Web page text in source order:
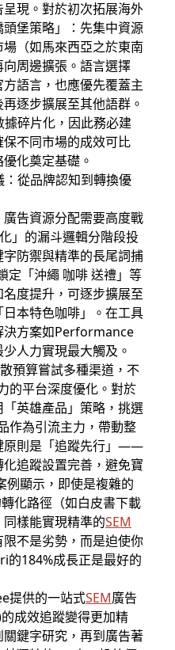
現。對於初次拓展海外
堡策略」：先集中資源
（如馬來西亞之於東南
周邊擴張。語言選擇
語言，也應優先覆蓋主
逐步擴展至其他語群。
碎片化，因此務必建
不同市場的成效可比
化奠定基礎。
從品牌認知到轉換優
告資源分配需要高度戰
」的漏斗邏輯分階段投
防禦與精準的長尾詞捕
定「沖繩 咖啡 送禮」等
度提升，可逐步擴展至
本特色咖啡」。在工具
決方案如Performance
人力實現最大觸及。
預算嘗試多種渠道，不
的平台深度優化。對於
英雄產品」策略，挑選
作為引流主力，帶動整
原則是「追蹤先行」——
追蹤設置完善，避免寶
顯示，即使是複雜的
化路徑（如白皮書下載
樣能實現精準的SEM
不是劣勢，而是迫使你
的184%成長正是最好的
提供的一站式SEM廣告
成效追蹤變得更加精
鍵字研究，再到廣告著